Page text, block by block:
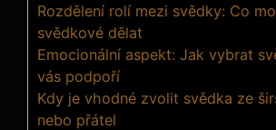
Rozdělení rolí mezi svědky: Co
svědkové dělat
Emocionální aspekt: Jak vybrat
vás podpoří
Kdy je vhodné zvolit svědka ze
nebo přátel